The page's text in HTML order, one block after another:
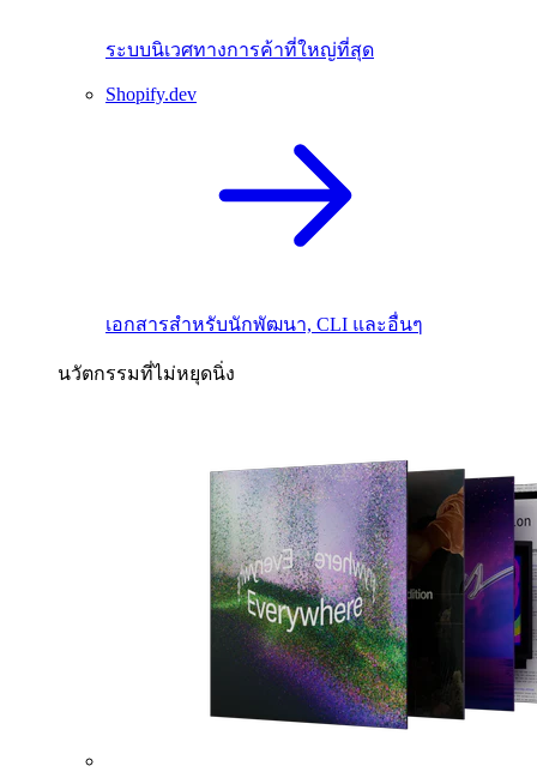
ระบบนิเวศทางการค้าที่ใหญ่ที่สุด
Shopify.dev
เอกสารสำหรับนักพัฒนา, CLI และอื่นๆ
นวัตกรรมที่ไม่หยุดนิ่ง